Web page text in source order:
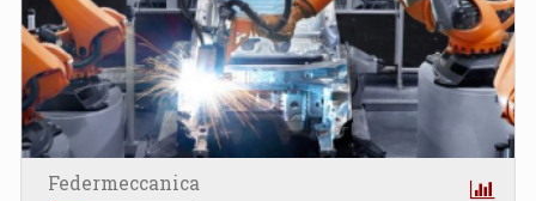
Federmeccanica